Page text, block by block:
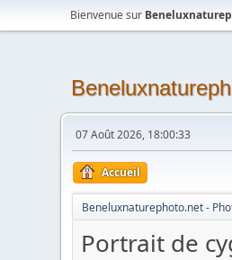
Bienvenue sur
07 Août 2026, 18:00:33
Accueil
Beneluxnaturephoto.net -
Portrait de